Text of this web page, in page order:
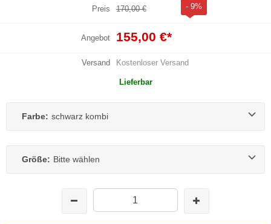
Preis 170,00 € - 9%
Angebot 155,00 €*
Versand Kostenloser Versand
Lieferbar
Farbe: schwarz kombi
Größe: Bitte wählen